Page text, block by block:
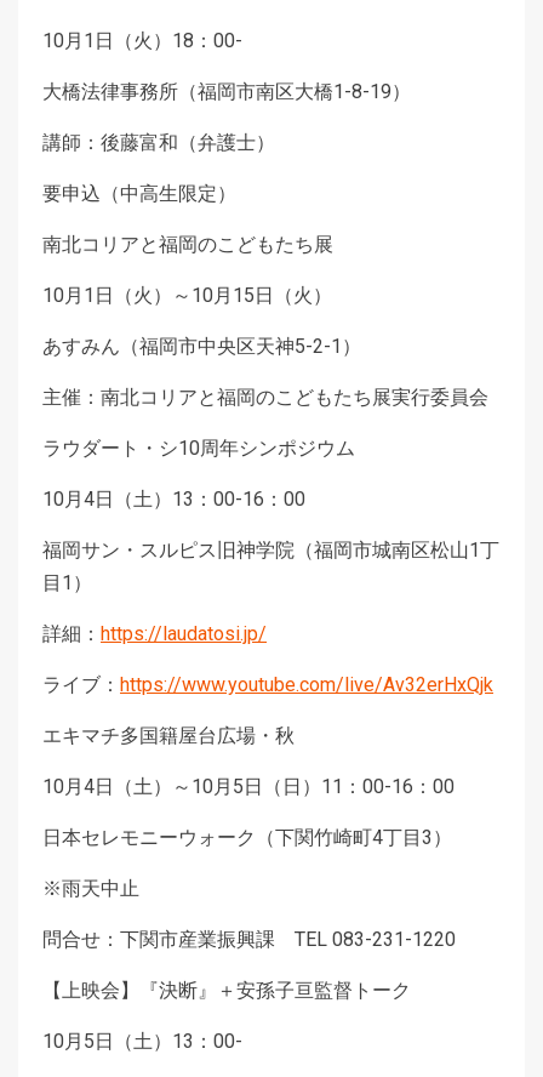
10月1日（火）18：00-
大橋法律事務所（福岡市南区大橋1-8-19）
講師：後藤富和（弁護士）
要申込（中高生限定）
南北コリアと福岡のこどもたち展
10月1日（火）～10月15日（火）
あすみん（福岡市中央区天神5-2-1）
主催：南北コリアと福岡のこどもたち展実行委員会
ラウダート・シ10周年シンポジウム
10月4日（土）13：00-16：00
福岡サン・スルピス旧神学院（福岡市城南区松山1丁
目1）
詳細： https://laudatosi.jp/
ライブ： https://www.youtube.com/live/Av32erHxQjk
エキマチ多国籍屋台広場・秋
10月4日（土）～10月5日（日）11：00-16：00
日本セレモニーウォーク（下関竹崎町4丁目3）
※雨天中止
問合せ：下関市産業振興課 TEL 083-231-1220
【上映会】『決断』＋安孫子亘監督トーク
10月5日（土）13：00-